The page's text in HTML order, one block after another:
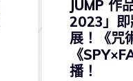
JUMP 作
2023」
展！《咒
《
播！